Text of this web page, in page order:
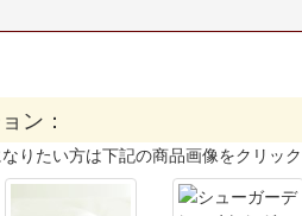
ン：
りたい方は下記の商品画像をクリック